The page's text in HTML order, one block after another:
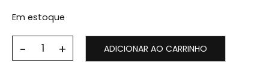
Em estoque
ADICIONAR AO CARRINHO